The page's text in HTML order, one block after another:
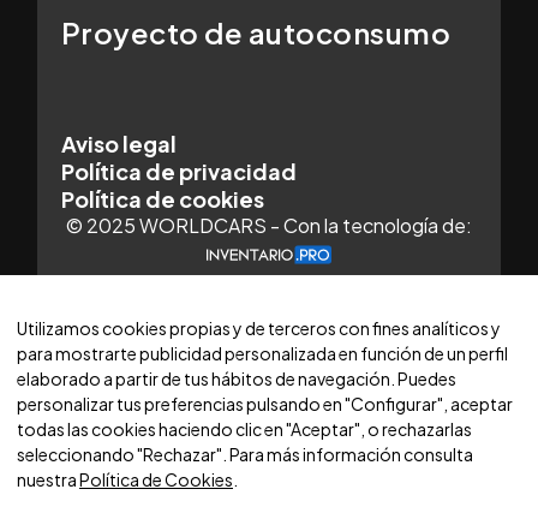
Proyecto de autoconsumo
Aviso legal
Política de privacidad
Política de cookies
© 2025 WORLDCARS - Con la tecnología de:
Utilizamos cookies propias y de terceros con fines analíticos y
para mostrarte publicidad personalizada en función de un perfil
elaborado a partir de tus hábitos de navegación. Puedes
personalizar tus preferencias pulsando en "Configurar", aceptar
todas las cookies haciendo clic en "Aceptar", o rechazarlas
seleccionando "Rechazar". Para más información consulta
nuestraPolítica de Cookies